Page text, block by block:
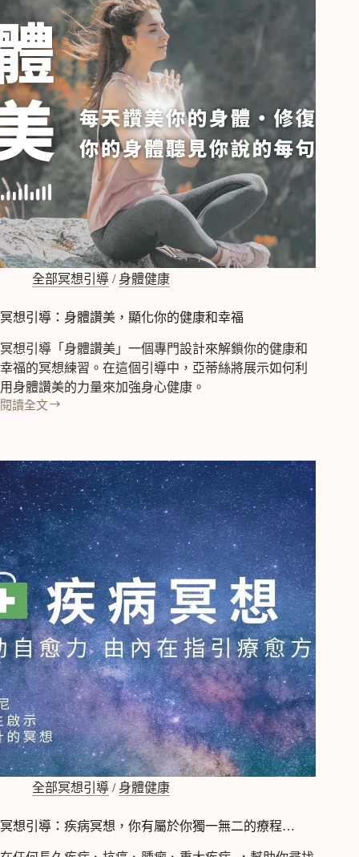
念
飲
食，
吃
的
覺
察，
健
康
食、
減
壓、
變
瘦
全部冥想引導 / 身體健康
冥想引導：身體讚美，顯化你的健康和幸福
冥想引導「身體讚美」一個專門設計來解鎖你的健康和
幸福的冥想練習。在這個引導中，亞蒂絲將展示如何利
用身體讚美的力量來加強身心健康。
閱讀全文
冥
導：
身
體
讚
美，
顯
化
你
的
健
康
和
幸
福
全部冥想引導 / 身體健康
冥想引導：疾病冥想，你有屬於你獨一無二的療程…